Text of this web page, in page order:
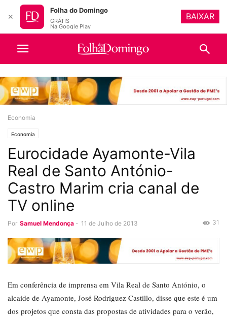
Economia
Economia
Eurocidade Ayamonte-Vila
Real de Santo António-
Castro Marim cria canal de
TV online
Por Samuel Mendonça - 11 de Julho de 2013 31
Em conferência de imprensa em Vila Real de Santo António, o
alcaide de Ayamonte, José Rodriguez Castillo, disse que este é um
dos projetos que consta das propostas de atividades para o verão,
✕
Folha do Domingo
GRÁTIS
Na Google Play
BAIXAR